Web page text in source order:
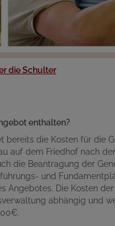
die Schulter
enthalten?
bereits die Kosten für die
auf dem Friedhof nach
die Beantragung der
und
Angebotes. Die Kosten
abhängig und